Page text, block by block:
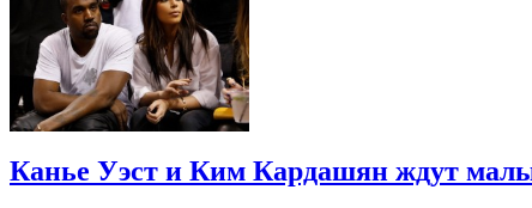
Канье Уэст и Ким Кардашян ждут